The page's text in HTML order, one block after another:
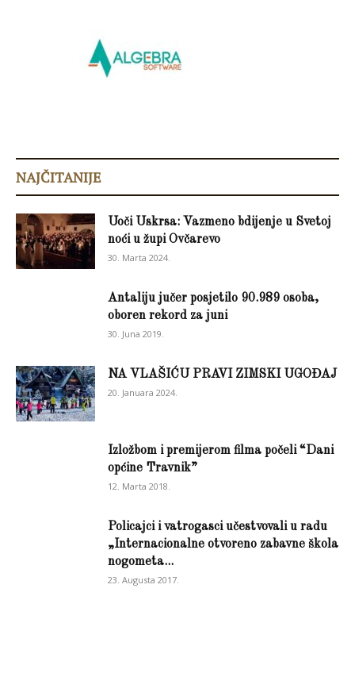
NAJČITANIJE
Uoči Uskrsa: Vazmeno bdijenje u Svetoj
noći u župi Ovčarevo
30. Marta 2024.
Antaliju jučer posjetilo 90.989 osoba,
oboren rekord za juni
30. Juna 2019.
NA VLAŠIĆU PRAVI ZIMSKI UGOĐAJ
20. Januara 2024.
Izložbom i premijerom filma počeli “Dani
općine Travnik”
12. Marta 2018.
Policajci i vatrogasci učestvovali u radu
„Internacionalne otvoreno zabavne škola
nogometa...
23. Augusta 2017.